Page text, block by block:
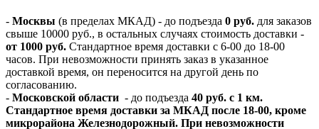
- Москвы (в пределах МКАД) - до подъезда 0 руб. для заказов
свыше 10000 руб., в остальных случаях стоимость доставки -
от 1000 руб. Стандартное время доставки с 6-00 до 18-00
часов. При невозможности принять заказ в указанное
доставкой время, он переносится на другой день по
согласованию.
- Московской области - до подъезда 40 руб. с 1 км.
Стандартное время доставки за МКАД после 18-00, кроме
микрорайона Железнодорожный. При невозможности